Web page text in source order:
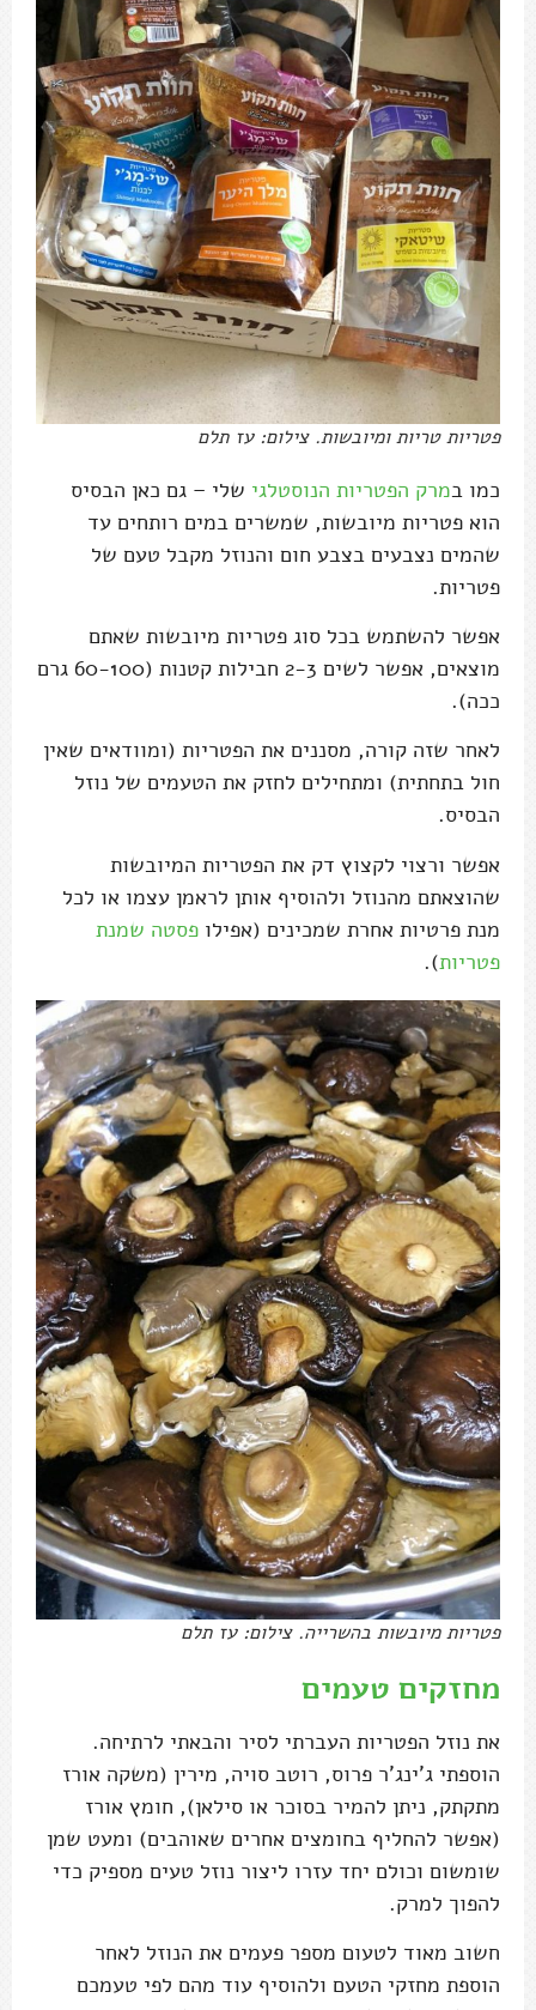
פטריות טריות ומיובשות. צילום: עז תלם
כמו במרק הפטריות הנוסטלגי שלי – גם כאן הבסיס
הוא פטריות מיובשות, שמשרים במים רותחים עד
שהמים נצבעים בצבע חום והנוזל מקבל טעם של
פטריות.
אפשר להשתמש בכל סוג פטריות מיובשות שאתם
מוצאים, אפשר לשים 2-3 חבילות קטנות (60-100 גרם
ככה).
לאחר שזה קורה, מסננים את הפטריות (ומוודאים שאין
חול בתחתית) ומתחילים לחזק את הטעמים של נוזל
הבסיס.
אפשר ורצוי לקצוץ דק את הפטריות המיובשות
שהוצאתם מהנוזל ולהוסיף אותן לראמן עצמו או לכל
מנת פרטיות אחרת שמכינים (אפילו פסטה שמנת
פטריות).
פטריות מיובשות בהשרייה. צילום: עז תלם
מחזקים טעמים
את נוזל הפטריות העברתי לסיר והבאתי לרתיחה.
הוספתי ג'ינג'ר פרוס, רוטב סויה, מירין (משקה אורז
מתקתק, ניתן להמיר בסוכר או סילאן), חומץ אורז
(אפשר להחליף בחומצים אחרים שאוהבים) ומעט שמן
שומשום וכולם יחד עזרו ליצור נוזל טעים מספיק כדי
להפוך למרק.
חשוב מאוד לטעום מספר פעמים את הנוזל לאחר
הוספת מחזקי הטעם ולהוסיף עוד מהם לפי טעמכם